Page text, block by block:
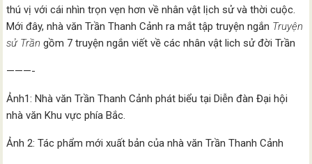
thú vị với cái nhìn trọn vẹn hơn về nhân vật lịch sử và thời cuộc.
Mới đây, nhà văn Trần Thanh Cảnh ra mắt tập truyện ngắn Truyện
sử Trần gồm 7 truyện ngắn viết về các nhân vật lich sử đời Trần
———-
Ảnh1: Nhà văn Trần Thanh Cảnh phát biểu tại Diễn đàn Đại hội
nhà văn Khu vực phía Bắc.
Ảnh 2: Tác phẩm mới xuất bản của nhà văn Trần Thanh Cảnh